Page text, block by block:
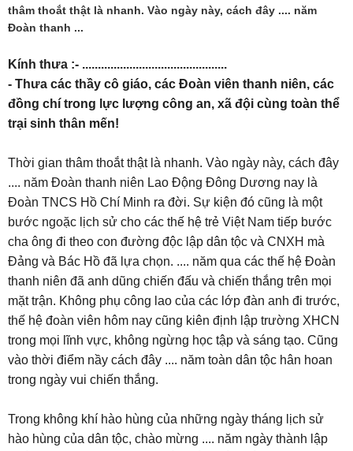
thâm thoắt thật là nhanh. Vào ngày này, cách đây .... năm
Đoàn thanh ...
Kính thưa :- ..............................................
- Thưa các thầy cô giáo, các Đoàn viên thanh niên, các
đồng chí trong lực lượng công an, xã đội cùng toàn thể
trại sinh thân mến!
Thời gian thâm thoắt thật là nhanh. Vào ngày này, cách đây
.... năm Đoàn thanh niên Lao Động Đông Dương nay là
Đoàn TNCS Hồ Chí Minh ra đời. Sự kiện đó cũng là một
bước ngoặc lịch sử cho các thế hệ trẻ Việt Nam tiếp bước
cha ông đi theo con đường độc lập dân tộc và CNXH mà
Đảng và Bác Hồ đã lựa chọn. .... năm qua các thế hệ Đoàn
thanh niên đã anh dũng chiến đấu và chiến thắng trên mọi
mặt trận. Không phụ công lao của các lớp đàn anh đi trước,
thế hệ đoàn viên hôm nay cũng kiên định lập trường XHCN
trong mọi lĩnh vực, không ngừng học tập và sáng tạo. Cũng
vào thời điểm nầy cách đây .... năm toàn dân tộc hân hoan
trong ngày vui chiến thắng.
Trong không khí hào hùng của những ngày tháng lịch sử
hào hùng của dân tộc, chào mừng .... năm ngày thành lập